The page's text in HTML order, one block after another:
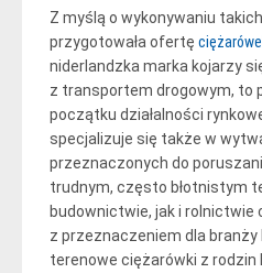
Z myślą o wykonywaniu
przygotowała ofertę
niderlandzka marka kojarzy
z transportem drogowym, to
początku działalności
specjalizuje się także w
przeznaczonych do
trudnym, często błotnistym
budownictwie, jak i rolnictwie
z przeznaczeniem dla branży
terenowe ciężarówki z rodzin